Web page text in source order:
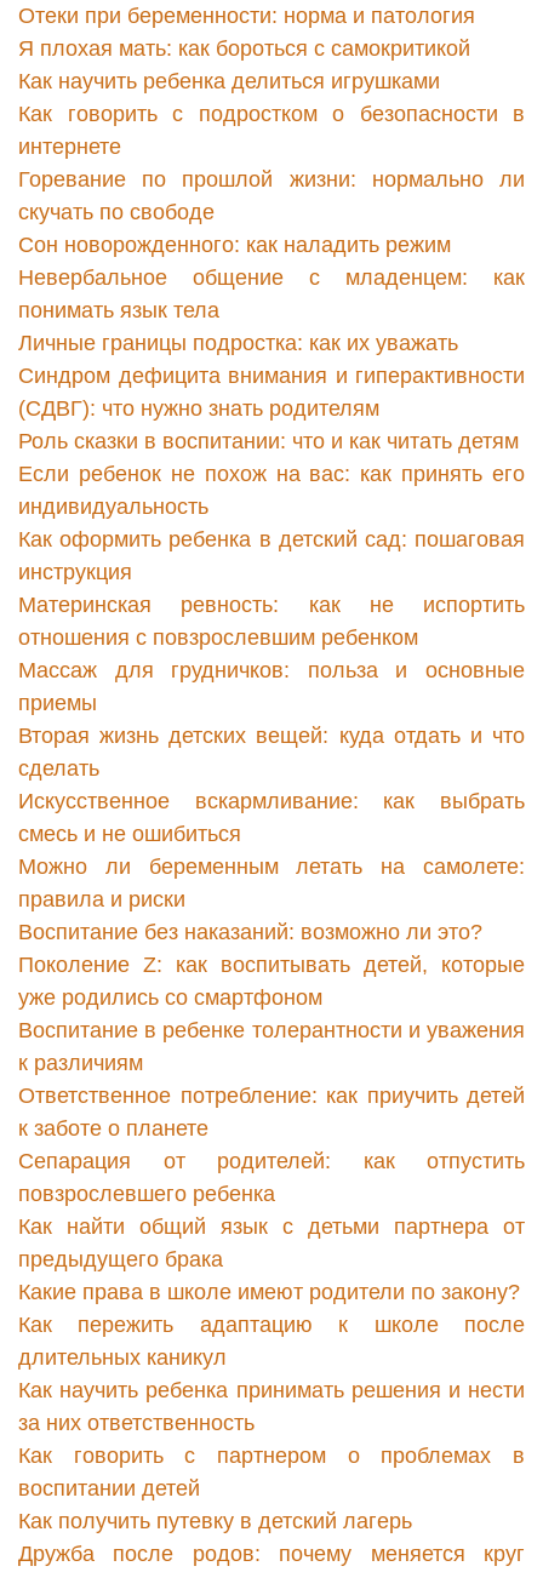
Отеки при беременности: норма и патология
Я плохая мать: как бороться с самокритикой
Как научить ребенка делиться игрушками
Как говорить с подростком о безопасности в
интернете
Горевание по прошлой жизни: нормально ли
скучать по свободе
Сон новорожденного: как наладить режим
Невербальное общение с младенцем: как
понимать язык тела
Личные границы подростка: как их уважать
Синдром дефицита внимания и гиперактивности
(СДВГ): что нужно знать родителям
Роль сказки в воспитании: что и как читать детям
Если ребенок не похож на вас: как принять его
индивидуальность
Как оформить ребенка в детский сад: пошаговая
инструкция
Материнская ревность: как не испортить
отношения с повзрослевшим ребенком
Массаж для грудничков: польза и основные
приемы
Вторая жизнь детских вещей: куда отдать и что
сделать
Искусственное вскармливание: как выбрать
смесь и не ошибиться
Можно ли беременным летать на самолете:
правила и риски
Воспитание без наказаний: возможно ли это?
Поколение Z: как воспитывать детей, которые
уже родились со смартфоном
Воспитание в ребенке толерантности и уважения
к различиям
Ответственное потребление: как приучить детей
к заботе о планете
Сепарация от родителей: как отпустить
повзрослевшего ребенка
Как найти общий язык с детьми партнера от
предыдущего брака
Какие права в школе имеют родители по закону?
Как пережить адаптацию к школе после
длительных каникул
Как научить ребенка принимать решения и нести
за них ответственность
Как говорить с партнером о проблемах в
воспитании детей
Как получить путевку в детский лагерь
Дружба после родов: почему меняется круг